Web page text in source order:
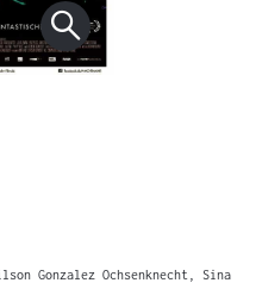
Gonzalez Ochsenknecht, Sina